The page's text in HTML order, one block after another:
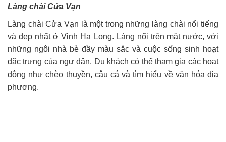
Làng chài Cửa Vạn
Làng chài Cửa Vạn là một trong những làng chài nổi tiếng
và đẹp nhất ở Vịnh Hạ Long. Làng nổi trên mặt nước, với
những ngôi nhà bè đầy màu sắc và cuộc sống sinh hoạt
đặc trưng của ngư dân. Du khách có thể tham gia các hoạt
động như chèo thuyền, câu cá và tìm hiểu về văn hóa địa
phương.